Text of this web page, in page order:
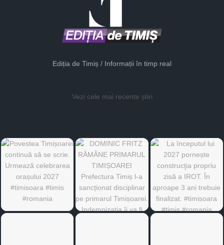
Ediția de Timiș / Informații în timp real
Vezi cele mai recente știri